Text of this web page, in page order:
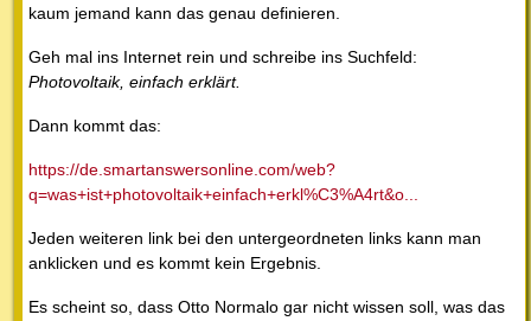
kaum jemand kann das genau definieren.
Geh mal ins Internet rein und schreibe ins Suchfeld:
Photovoltaik, einfach erklärt.
Dann kommt das:
https://de.smartanswersonline.com/web?
q=was+ist+photovoltaik+einfach+erkl%C3%A4rt&o...
Jeden weiteren link bei den untergeordneten links kann man
anklicken und es kommt kein Ergebnis.
Es scheint so, dass Otto Normalo gar nicht wissen soll, was das